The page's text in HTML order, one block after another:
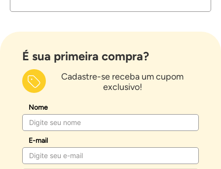
É sua primeira compra?
Cadastre-se receba um cupom
exclusivo!
Nome
E-mail